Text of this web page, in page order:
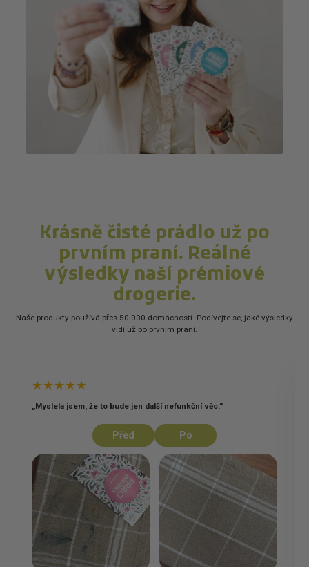
Krásně čisté prádlo už po
prvním praní. Reálné
výsledky naší prémiové
drogerie.
Naše produkty používá přes 50 000 domácností. Podívejte se, jaké výsledky
vidí už po prvním praní.
★★★★★
„Myslela jsem, že to bude jen další nefunkční věc.“
Před Po